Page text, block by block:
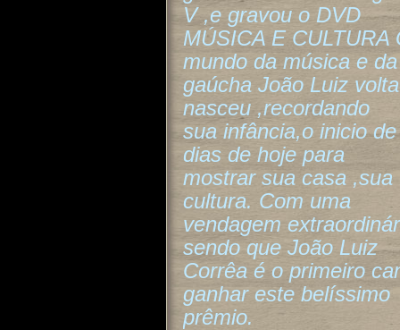
V ,e gravou o DVD
MÚSICA E
mundo da música e
gaúcha João Luiz
nasceu ,recordando
sua infância,o inicio
dias de hoje para
mostrar sua casa
cultura. Com uma
vendagem
sendo que João Luiz
Corrêa é o primeiro
ganhar este belíssimo
prêmio.